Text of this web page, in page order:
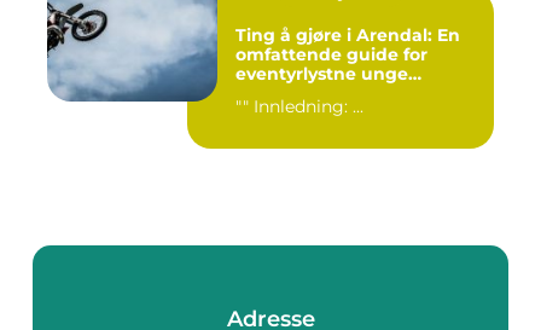
Ting å gjøre i Arendal: En
omfattende guide for
eventyrlystne unge
"" Innledning: ...
Adresse